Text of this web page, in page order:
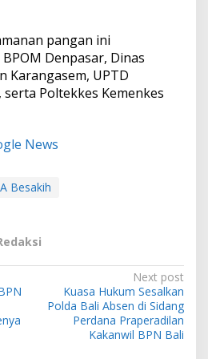
pangan ini
Denpasar, Dinas
Karangasem, UPTD
serta Poltekkes Kemenkes
News
Besakih
Next post
Kuasa Hukum Sesalkan
Polda Bali Absen di Sidang
Perdana Praperadilan
Kakanwil BPN Bali